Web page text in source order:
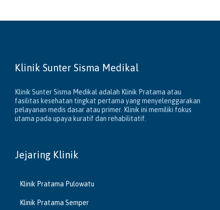
Klinik Sunter Sisma Medikal
Klinik Sunter Sisma Medikal adalah Klinik Pratama atau
fasilitas kesehatan tingkat pertama yang menyelenggarakan
pelayanan medis dasar atau primer. Klinik ini memiliki fokus
utama pada upaya kuratif dan rehabilitatif.
Jejaring Klinik
Klinik Pratama Pulowatu
Klinik Pratama Semper